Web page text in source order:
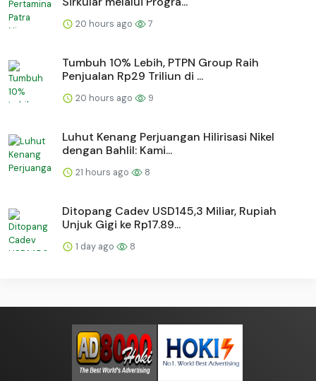
20 hours ago 7
Tumbuh 10% Lebih, PTPN Group Raih
Penjualan Rp29 Triliun di ...
20 hours ago 9
Luhut Kenang Perjuangan Hilirisasi Nikel
dengan Bahlil: Kami...
21 hours ago 8
Ditopang Cadev USD145,3 Miliar, Rupiah
Unjuk Gigi ke Rp17.89...
1 day ago 8